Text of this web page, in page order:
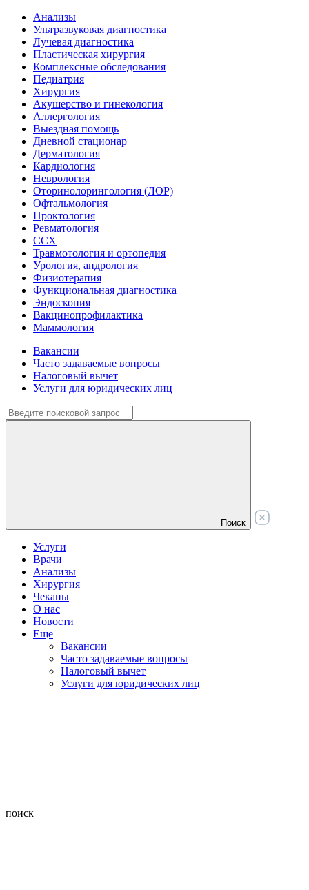
Анализы
Ультразвуковая диагностика
Лучевая диагностика
Пластическая хирургия
Комплексные обследования
Педиатрия
Хирургия
Акушерство и гинекология
Аллергология
Выездная помощь
Дневной стационар
Дерматология
Кардиология
Неврология
Оторинолорингология (ЛОР)
Офтальмология
Проктология
Ревматология
ССХ
Травмотология и ортопедия
Урология, андрология
Физиотерапия
Функциональная диагностика
Эндоскопия
Вакцинопрофилактика
Маммология
Вакансии
Часто задаваемые вопросы
Налоговый вычет
Услуги для юридических лиц
Поиск
Услуги
Врачи
Анализы
Хирургия
Чекапы
О нас
Новости
Еще
Вакансии
Часто задаваемые вопросы
Налоговый вычет
Услуги для юридических лиц
поиск